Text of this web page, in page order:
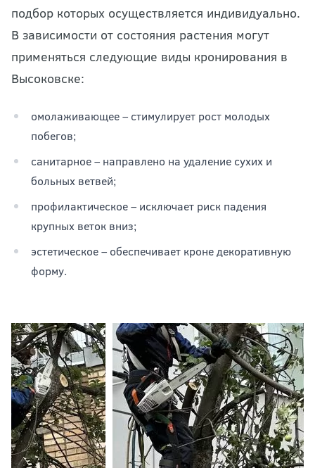
подбор которых осуществляется индивидуально.
В зависимости от состояния растения могут
применяться следующие виды кронирования в
Высоковске:
омолаживающее – стимулирует рост молодых
побегов;
санитарное – направлено на удаление сухих и
больных ветвей;
профилактическое – исключает риск падения
крупных веток вниз;
эстетическое – обеспечивает кроне декоративную
форму.